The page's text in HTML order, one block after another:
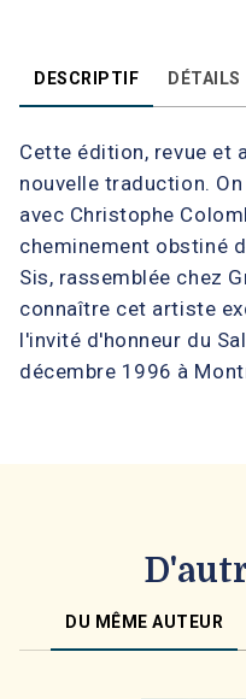
DESCRIPTIF DÉTAILS
Cette édition, revue et
nouvelle traduction.
avec Christophe
cheminement obstiné
Sis, rassemblée chez
connaître cet artiste
l'invité d'honneur du
décembre 1996 à
DU MÊME AUTEUR